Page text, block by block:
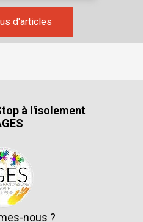
d'articles
à l'isolement
nous ?